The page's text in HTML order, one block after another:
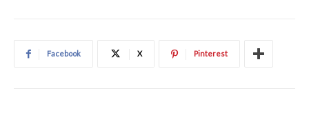
Facebook X Pinterest